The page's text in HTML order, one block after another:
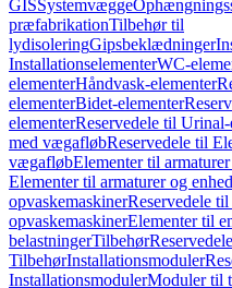
GISSystemvægge
præfabrikationTilbehør til
lydisoleringGipsbeklædninger
InstallationselementerWC-
elementerHåndvask-elementer
elementerBidet-elementer
elementerReservedele til Urinal-
med vægafløbReservedele til
vægafløbElementer til
Elementer til armaturer og
opvaskemaskinerReservedele
opvaskemaskinerElementer til
belastningerTilbehør
TilbehørInstallationsmoduler
InstallationsmodulerModuler til